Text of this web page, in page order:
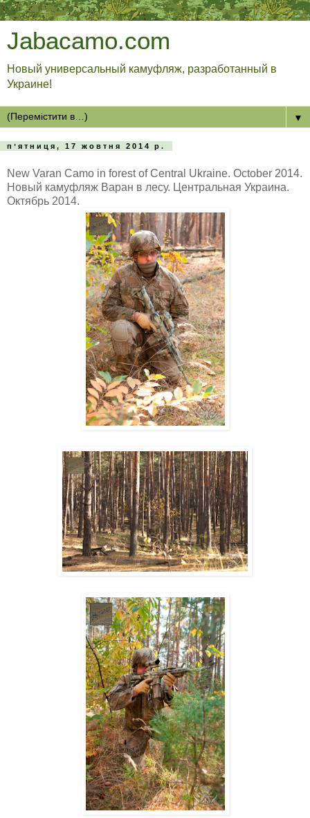
Jabacamo.com
Новый универсальный камуфляж, разработанный в
Украине!
▼
пʼятниця, 17 жовтня 2014 р.
New Varan Camo in forest of Central Ukraine. October 2014.
Новый камуфляж Варан в лесу. Центральная Украина.
Октябрь 2014.